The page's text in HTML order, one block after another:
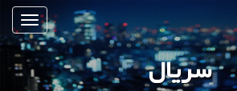
ناوبری
سریال